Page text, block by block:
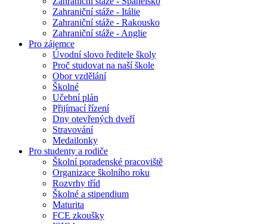
Zahraniční stáže - Itálie
Zahraniční stáže - Rakousko
Zahraniční stáže - Anglie
Pro zájemce
Úvodní slovo ředitele školy
Proč studovat na naší škole
Obor vzdělání
Školné
Učební plán
Přijímací řízení
Dny otevřených dveří
Stravování
Medailonky
Pro studenty a rodiče
Školní poradenské pracoviště
Organizace školního roku
Rozvrhy tříd
Školné a stipendium
Maturita
FCE zkoušky